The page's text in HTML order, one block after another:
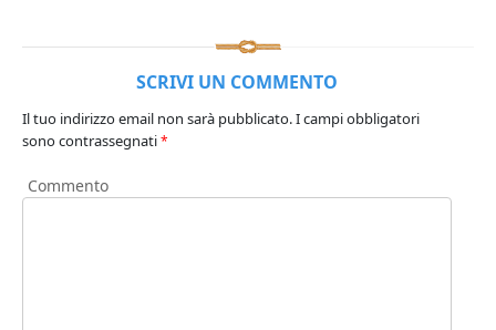
SCRIVI UN COMMENTO
Il tuo indirizzo email non sarà pubblicato.I campi obbligatori
sono contrassegnati*
Commento